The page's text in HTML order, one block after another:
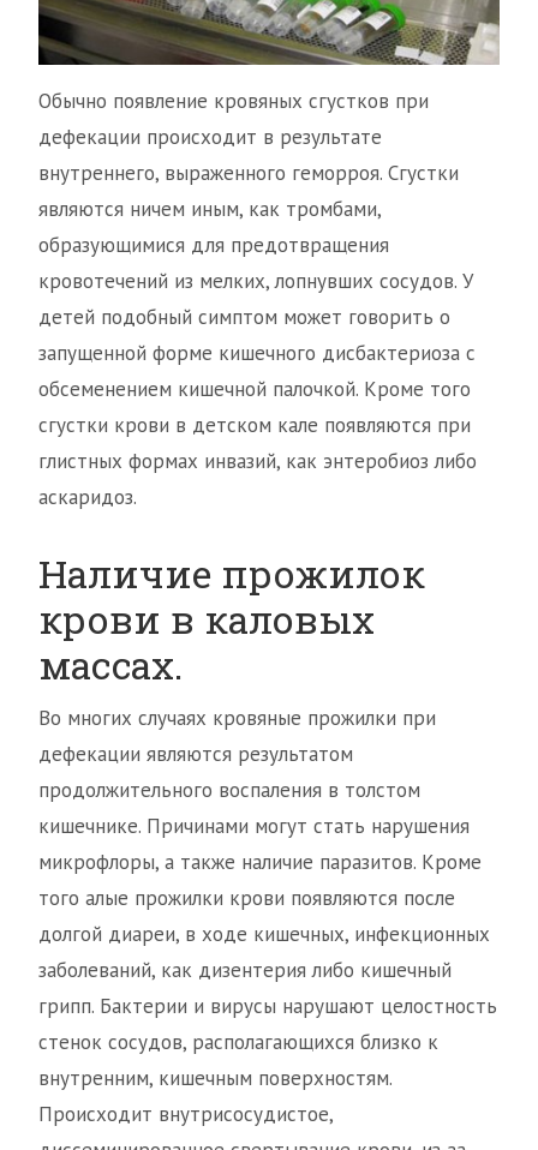
Обычно появление кровяных сгустков при
дефекации происходит в результате
внутреннего, выраженного геморроя. Сгустки
являются ничем иным, как тромбами,
образующимися для предотвращения
кровотечений из мелких, лопнувших сосудов. У
детей подобный симптом может говорить о
запущенной форме кишечного дисбактериоза с
обсеменением кишечной палочкой. Кроме того
сгустки крови в детском кале появляются при
глистных формах инвазий, как энтеробиоз либо
аскаридоз.
Наличие прожилок
крови в каловых
массах.
Во многих случаях кровяные прожилки при
дефекации являются результатом
продолжительного воспаления в толстом
кишечнике. Причинами могут стать нарушения
микрофлоры, а также наличие паразитов. Кроме
того алые прожилки крови появляются после
долгой диареи, в ходе кишечных, инфекционных
заболеваний, как дизентерия либо кишечный
грипп. Бактерии и вирусы нарушают целостность
стенок сосудов, располагающихся близко к
внутренним, кишечным поверхностям.
Происходит внутрисосудистое,